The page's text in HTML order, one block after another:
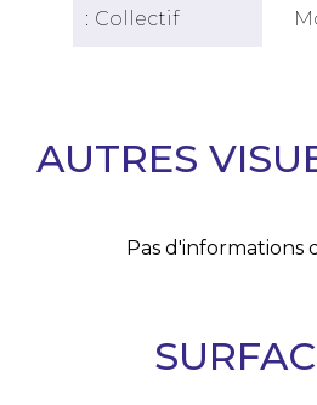
Collectif
AUTRES
Pas d'informations